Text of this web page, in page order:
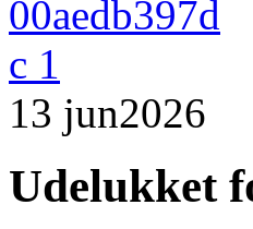
13 jun2026
Udelukket